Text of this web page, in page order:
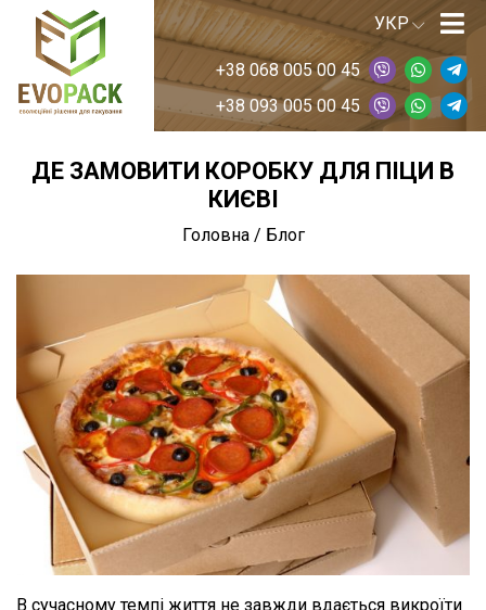
+38 068 005 00 45
+38 093 005 00 45
ДЕ ЗАМОВИТИ КОРОБКУ ДЛЯ ПІЦИ В
КИЄВІ
Головна/ Блог
В сучасному темпі життя не завжди вдається викроїти